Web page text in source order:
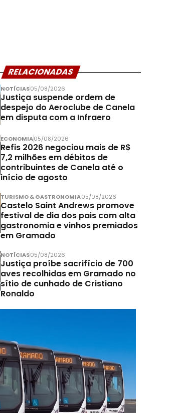
RELACIONADAS
NOTÍCIAS05/08/2026
Justiça suspende ordem de
despejo do Aeroclube de Canela
em disputa com a Infraero
ECONOMIA05/08/2026
Refis 2026 negociou mais de R$
7,2 milhões em débitos de
contribuintes de Canela até o
início de agosto
TURISMO & GASTRONOMIA05/08/2026
Castelo Saint Andrews promove
festival de dia dos pais com alta
gastronomia e vinhos premiados
em Gramado
NOTÍCIAS05/08/2026
Justiça proíbe sacrifício de 700
aves recolhidas em Gramado no
sítio de cunhado de Cristiano
Ronaldo